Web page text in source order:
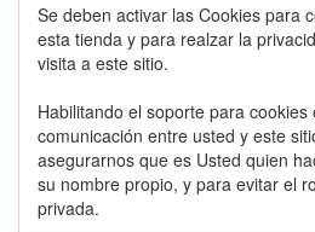
Se deben activar las Cookies para
esta tienda y para realzar la
visita a este sitio.
Habilitando el soporte para cookies
comunicación entre usted y este
asegurarnos que es Usted quien
su nombre propio, y para evitar el
privada.